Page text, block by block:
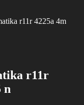
r11r 4225a 4m
r11r
n